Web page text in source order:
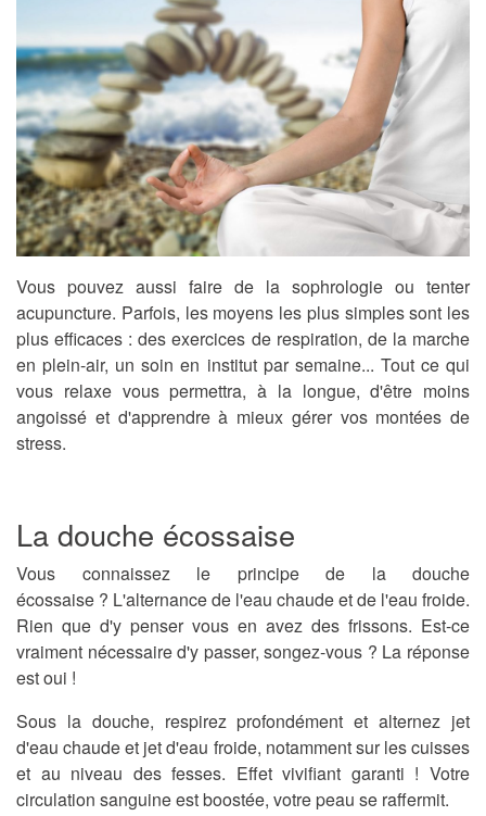
Vous pouvez aussi faire de la sophrologie ou tenter
acupuncture. Parfois, les moyens les plus simples sont les
plus efficaces : des exercices de respiration, de la marche
en plein-air, un soin en institut par semaine... Tout ce qui
vous relaxe vous permettra, à la longue, d'être moins
angoissé et d'apprendre à mieux gérer vos montées de
stress.
La douche écossaise
Vous connaissez le principe de la douche
écossaise ? L'alternance de l'eau chaude et de l'eau froide.
Rien que d'y penser vous en avez des frissons. Est-ce
vraiment nécessaire d'y passer, songez-vous ? La réponse
est oui !
Sous la douche, respirez profondément et alternez jet
d'eau chaude et jet d'eau froide, notamment sur les cuisses
et au niveau des fesses. Effet vivifiant garanti ! Votre
circulation sanguine est boostée, votre peau se raffermit.